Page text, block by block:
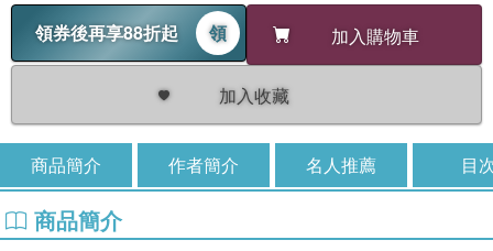
領券後再享88折起
領 加入購物車
加入收藏
商品簡介 作者簡介 名人推薦 目
商品簡介